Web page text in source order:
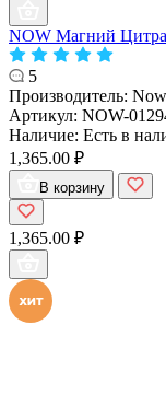
NOW Магний
5
Производитель:
Артикул: NOW-
Наличие: Есть в
1,365.00 ₽
В корзину
1,365.00 ₽